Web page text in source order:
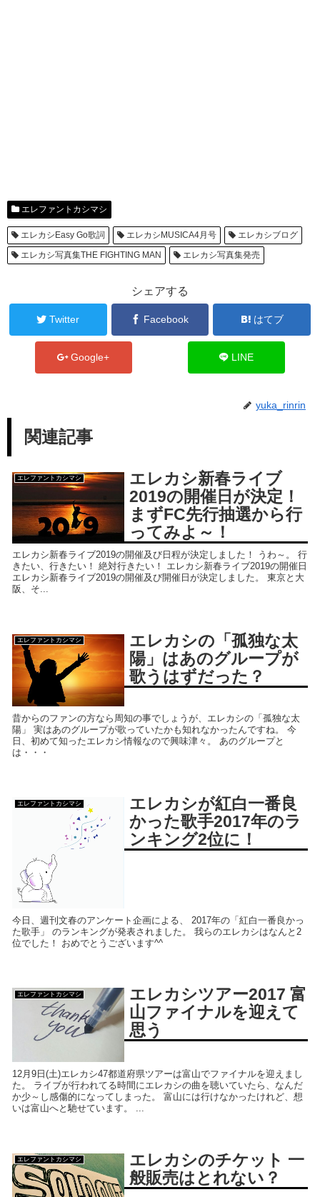
エレファントカシマシ
エレカシEasy Go歌詞 エレカシMUSICA4月号
エレカシブログ
エレカシ写真集THE FIGHTING MAN
エレカシ写真集発売
シェアする
Twitter Facebook はてブ
Google+ LINE
yuka_rinrin
関連記事
エレファントカシマシ
エレカシ新春ライブ
2019の開催日が決定！
まずFC先行抽選から行
ってみよ～！
エレカシ新春ライブ2019の開催及び日程が決定しました！ うわ～。 行
きたい、行きたい！ 絶対行きたい！ エレカシ新春ライブ2019の開催日
エレカシ新春ライブ2019の開催及び開催日が決定しました。 東京と大
阪、そ...
エレファントカシマシ
エレカシの「孤独な太
陽」はあのグループが
歌うはずだった？
昔からのファンの方なら周知の事でしょうが、エレカシの「孤独な太
陽」 実はあのグループが歌っていたかも知れなかったんですね。 今
日、初めて知ったエレカシ情報なので興味津々。 あのグループと
は・・・
エレファントカシマシ
エレカシが紅白一番良
かった歌手2017年のラ
ンキング2位に！
今日、週刊文春のアンケート企画による、 2017年の「紅白一番良かっ
た歌手」 のランキングが発表されました。 我らのエレカシはなんと2
位でした！ おめでとうございます^^
エレファントカシマシ
エレカシツアー2017 富
山ファイナルを迎えて
思う
12月9日(土)エレカシ47都道府県ツアーは富山でファイナルを迎えまし
た。 ライブが行われてる時間にエレカシの曲を聴いていたら、なんだ
か少～し感傷的になってしまった。 富山には行けなかったけれど、想
いは富山へと馳せています。 ...
エレファントカシマシ
エレカシのチケット 一
般販売はとれない？